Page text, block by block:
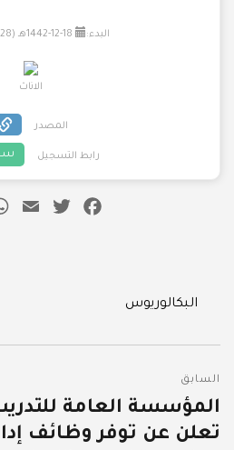
البدء:
الاناث
المصدر
رابط التسجيل
Facebook
Twitter
Categories
البكالوريوس
المقالات
السابق
المقالة
السابقة:
المؤسسة العامة
تعلن عن توفر وظائف